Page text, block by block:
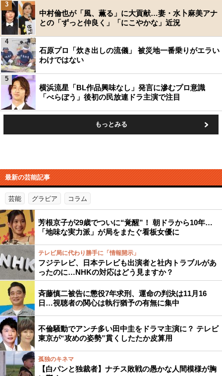
中村倫也が「風、薫る」に大貢献…妻・水卜麻美アナ
との「ずっと仲良く」「にこやかな」近況
3
石原プロ「炊き出しの流儀」 被災地一番乗りがエラい
わけではない
4
横浜流星「BL作品興味なし」発言に滲むプロ意識
「べらぼう」後初の民放連ドラ主演で注目
5
もっとみる
最新の芸能記事
芸能 グラビア コラム
芳根京子が29歳でついに“覚醒”！ 朝ドラから10年…
「地味な実力派」が局をまたぐ看板女優に
テレビ局に代わり勝手に「情報開示」
フジテレビ、日本テレビも出演者と社内トラブルがあ
ったのに…NHKの対応はどう見ますか？
斉藤慎二被告に懲役7年求刑、運命の判決は11月16
日…視聴者の関心は執行猶予の有無に集中
不倫騒動でアンチ多い田中圭をドラマ主演に？ テレビ
東京が“攻めの姿勢”貫くしたたか皮算用
孤独のキネマ
【白パンと独裁者】ナチス敗戦の愚かな人間模様が胸